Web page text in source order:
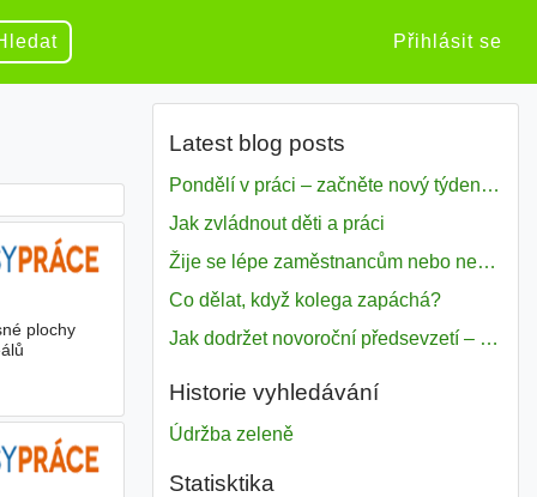
Přihlásit se
plochy
Latest blog posts
Pondělí v práci – začněte nový týden s motivací
Jak zvládnout děti a práci
Žije se lépe zaměstnancům nebo nezavislým pracovníkům
Co dělat, když kolega zapáchá?
Jak dodržet novoroční předsevzetí – naše tipy pro dobrý začátek roku 2018
Historie vyhledávání
Údržba zeleně
Statisktika